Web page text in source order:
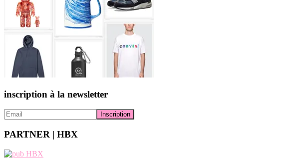
inscription à la newsletter
PARTNER | HBX